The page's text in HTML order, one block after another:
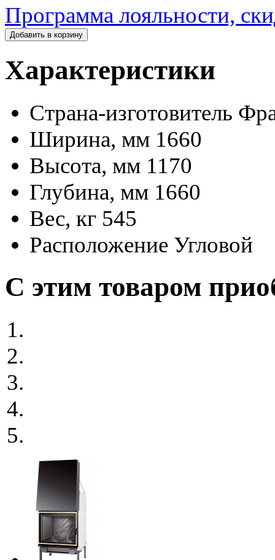
Программа лояльности,
Добавить в корзину
Характеристики
Страна-изготовитель
Ширина, мм 1660
Высота, мм 1170
Глубина, мм 1660
Вес, кг 545
Расположение Угловой
С этим товаром